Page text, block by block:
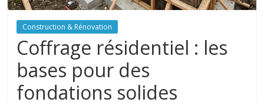
Construction & Rénovation
Coffrage résidentiel : les
bases pour des
fondations solides